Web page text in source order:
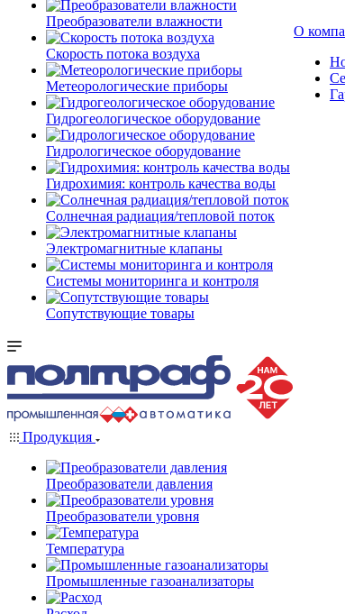
Преобразователи влажности
Скорость потока воздуха
Метеорологические приборы
Гидрогеологическое оборудование
Гидрологическое оборудование
Гидрохимия: контроль качества воды
Солнечная радиация/тепловой поток
Электромагнитные клапаны
Системы мониторинга и контроля
Сопутствующие товары
О
Продукция
Преобразователи давления
Преобразователи уровня
Температура
Промышленные газоанализаторы